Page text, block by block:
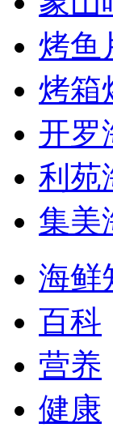
烤鱼
烤箱
开罗
利苑
集美
海鲜
百科
营养
健康